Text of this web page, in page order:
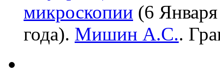
микроскопии (6
года). Мишин А.С..